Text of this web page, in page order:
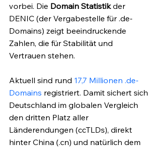
vorbei. Die Domain Statistik der
DENIC (der Vergabestelle für .de-
Domains) zeigt beeindruckende
Zahlen, die für Stabilität und
Vertrauen stehen.
Aktuell sind rund 17,7 Millionen .de-
Domains registriert. Damit sichert sich
Deutschland im globalen Vergleich
den dritten Platz aller
Länderendungen (ccTLDs), direkt
hinter China (.cn) und natürlich dem